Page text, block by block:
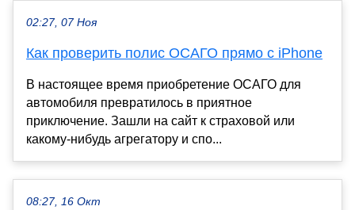
02:27, 07 Ноя
Как проверить полис ОСАГО прямо с iPhone
В настоящее время приобретение ОСАГО для
автомобиля превратилось в приятное
приключение. Зашли на сайт к страховой или
какому-нибудь агрегатору и спо...
08:27, 16 Окт